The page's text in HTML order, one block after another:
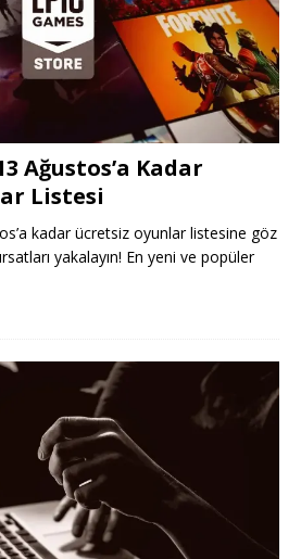
Ağustos’a Kadar
Listesi
kadar ücretsiz oyunlar listesine göz
yakalayın! En yeni ve popüler